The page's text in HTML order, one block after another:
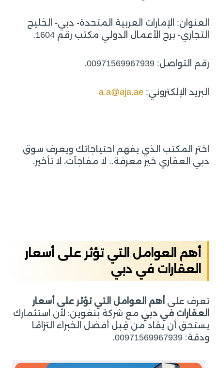
العنوان: الإمارات العربية المتحدة- دبي- الخليج
التجاري- برج الأعمال الدولي مكتب رقم 1604.
رقم التواصل: 00971569967939.
البريد الإلكتروني: a.a@aja.ae
اختر المكتب الذي يفهم احتياجاتك ويعرف سوق
دبي العقاري خير معرفة.. لا مفاجآت، لا تأخير.
أهم العوامل التي تؤثر على أسعار
العقارات في دبي
تعرف على أهم العوامل التي تؤثر على أسعار
العقارات في دبي مع شركة بنغوين؛ لأن استثمارك
يستحق أن يقاد من قِبل أفضل الخبراء التزامًا
ودقة: 00971569967939.